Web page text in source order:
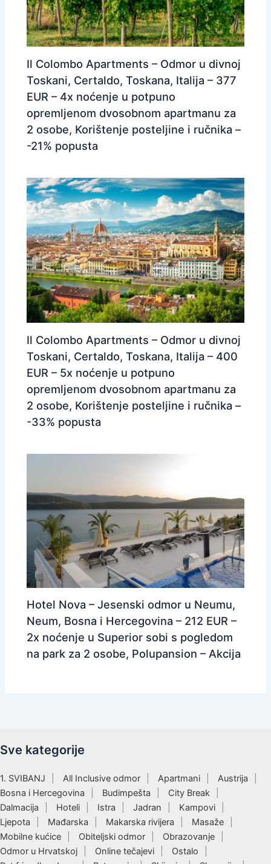
Il Colombo Apartments – Odmor u divnoj
Toskani, Certaldo, Toskana, Italija – 377
EUR – 4x noćenje u potpuno
opremljenom dvosobnom apartmanu za
2 osobe, Korištenje posteljine i ručnika –
-21% popusta
Il Colombo Apartments – Odmor u divnoj
Toskani, Certaldo, Toskana, Italija – 400
EUR – 5x noćenje u potpuno
opremljenom dvosobnom apartmanu za
2 osobe, Korištenje posteljine i ručnika –
-33% popusta
Hotel Nova – Jesenski odmor u Neumu,
Neum, Bosna i Hercegovina – 212 EUR –
2x noćenje u Superior sobi s pogledom
na park za 2 osobe, Polupansion – Akcija
Sve kategorije
1. SVIBANJ All Inclusive odmor Apartmani
Austrija
Bosna i Hercegovina
Budimpešta
City Break
Dalmacija
Hoteli Istra Jadran
Kampovi
Ljepota
Mađarska Makarska rivijera
Masaže
Mobilne kućice
Obiteljski odmor
Obrazovanje
Odmor u Hrvatskoj
Online tečajevi
Ostalo